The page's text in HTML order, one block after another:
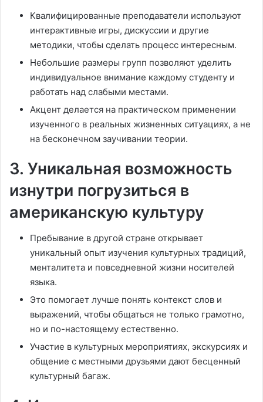
Квалифицированные преподаватели используют
интерактивные игры, дискуссии и другие
методики, чтобы сделать процесс интересным.
Небольшие размеры групп позволяют уделить
индивидуальное внимание каждому студенту и
работать над слабыми местами.
Акцент делается на практическом применении
изученного в реальных жизненных ситуациях, а не
на бесконечном заучивании теории.
3. Уникальная возможность
изнутри погрузиться в
американскую культуру
Пребывание в другой стране открывает
уникальный опыт изучения культурных традиций,
менталитета и повседневной жизни носителей
языка.
Это помогает лучше понять контекст слов и
выражений, чтобы общаться не только грамотно,
но и по-настоящему естественно.
Участие в культурных мероприятиях, экскурсиях и
общение с местными друзьями дают бесценный
культурный багаж.